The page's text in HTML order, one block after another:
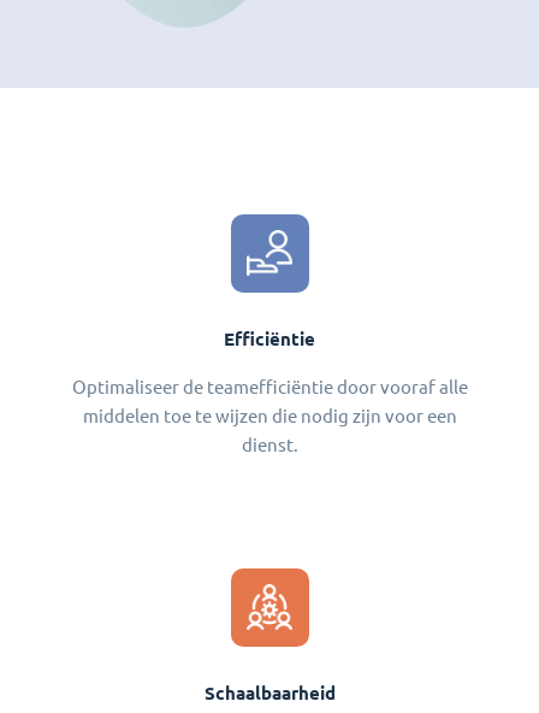
Efficiëntie
Optimaliseer de teamefficiëntie door vooraf alle
middelen toe te wijzen die nodig zijn voor een
dienst.
Schaalbaarheid